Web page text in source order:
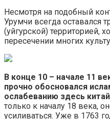
Несмотря на подобный
Урумчи всегда оставался
(уйгурской) территорией,
пересечении многих
В конце 10 – начале 11
прочно обосновался
ослабеванию здесь
только к началу 18 века,
усиливаться. Уже в 1763